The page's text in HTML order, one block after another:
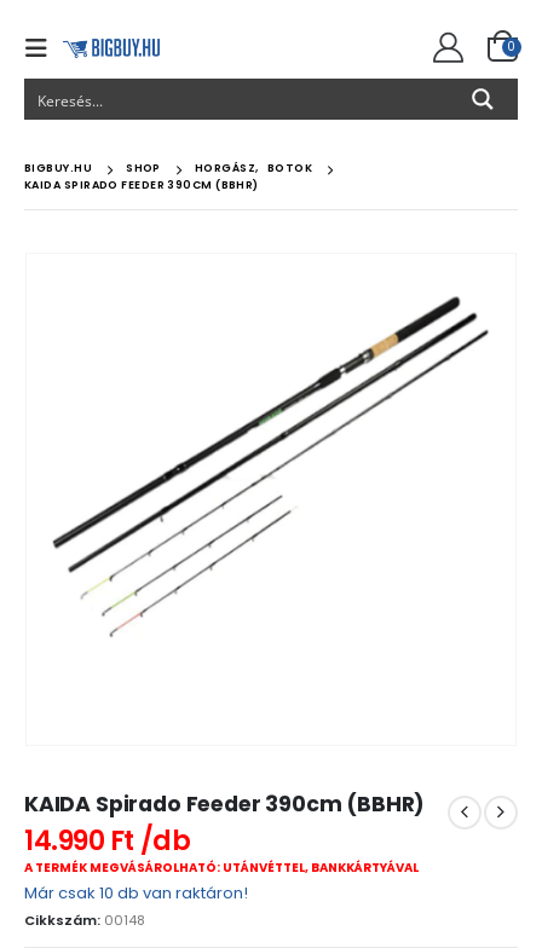
0
BIGBUY.HU SHOP HORGÁSZ,
BOTOK
KAIDA SPIRADO FEEDER 390CM (BBHR)
KAIDA Spirado Feeder 390cm (BBHR)
14.990 Ft
A TERMÉK MEGVÁSÁROLHATÓ: UTÁNVÉTTEL, BANKKÁRTYÁVAL
Már csak 10 db van raktáron!
Cikkszám: 00148